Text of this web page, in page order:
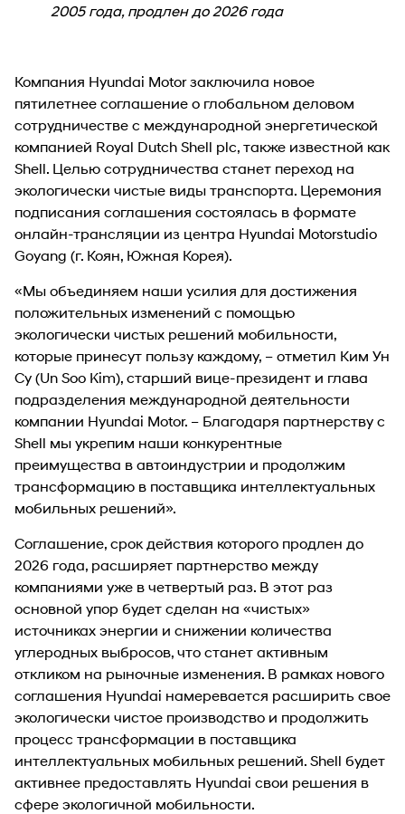
2005 года, продлен до 2026 года
Компания Hyundai Motor заключила новое
пятилетнее соглашение о глобальном деловом
сотрудничестве с международной энергетической
компанией Royal Dutch Shell plc, также известной как
Shell. Целью сотрудничества станет переход на
экологически чистые виды транспорта. Церемония
подписания соглашения состоялась в формате
онлайн-трансляции из центра Hyundai Motorstudio
Goyang (г. Коян, Южная Корея).
«Мы объединяем наши усилия для достижения
положительных изменений с помощью
экологически чистых решений мобильности,
которые принесут пользу каждому, – отметил Ким Ун
Су (Un Soo Kim), старший вице-президент и глава
подразделения международной деятельности
компании Hyundai Motor. – Благодаря партнерству с
Shell мы укрепим наши конкурентные
преимущества в автоиндустрии и продолжим
трансформацию в поставщика интеллектуальных
мобильных решений».
Соглашение, срок действия которого продлен до
2026 года, расширяет партнерство между
компаниями уже в четвертый раз. В этот раз
основной упор будет сделан на «чистых»
источниках энергии и снижении количества
углеродных выбросов, что станет активным
откликом на рыночные изменения. В рамках нового
соглашения Hyundai намеревается расширить свое
экологически чистое производство и продолжить
процесс трансформации в поставщика
интеллектуальных мобильных решений. Shell будет
активнее предоставлять Hyundai свои решения в
сфере экологичной мобильности.